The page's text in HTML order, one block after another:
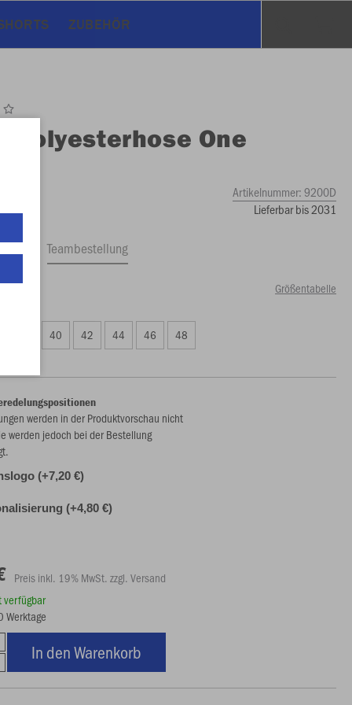
ZUBEHÖR
Polyesterhose One
Artikelnummer:9200D
Lieferbar bis 2031
Teambestellung
Größentabelle
40 42 44 46 48
werden in der Produktvorschau nicht
werden jedoch bei der Bestellung
(+7,20 €)
(+4,80 €)
Preis inkl. 19% MwSt. zzgl. Versand
verfügbar
Werktage
In den Warenkorb